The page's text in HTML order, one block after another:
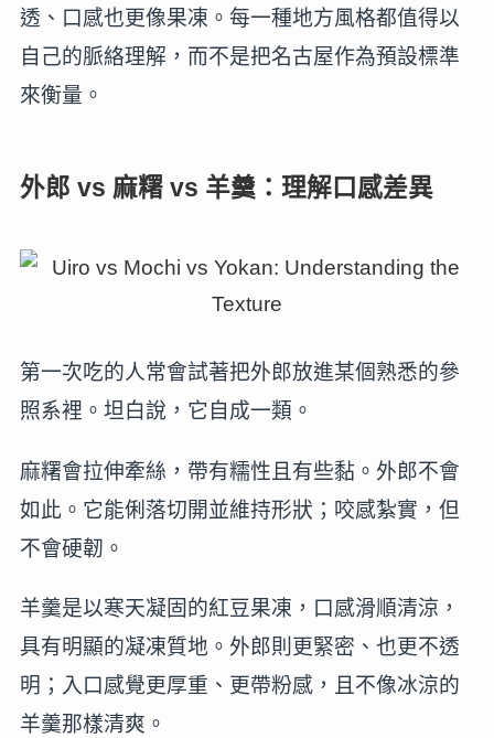
透、口感也更像果凍。每一種地方風格都值得以
自己的脈絡理解，而不是把名古屋作為預設標準
來衡量。
外郎 vs 麻糬 vs 羊羹：理解口感差異
第一次吃的人常會試著把外郎放進某個熟悉的參
照系裡。坦白說，它自成一類。
麻糬會拉伸牽絲，帶有糯性且有些黏。外郎不會
如此。它能俐落切開並維持形狀；咬感紮實，但
不會硬韌。
羊羹是以寒天凝固的紅豆果凍，口感滑順清涼，
具有明顯的凝凍質地。外郎則更緊密、也更不透
明；入口感覺更厚重、更帶粉感，且不像冰涼的
羊羹那樣清爽。